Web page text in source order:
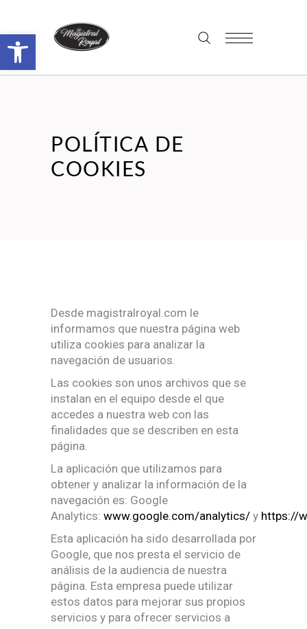
Abrir barra de herramientas
POLÍTICA DE
COOKIES
Desde magistralroyal.com le
informamos que nuestra página web
utiliza cookies para analizar la
navegación de usuarios.
Las cookies son unos archivos que se
instalan en el equipo desde el que
accedes a nuestra web con las
finalidades que se describen en esta
página.
La aplicación que utilizamos para
obtener y analizar la información de la
navegación es: Google
Analytics: www.google.com/analytics/ y https://
Esta aplicación ha sido desarrollada por
Google, que nos presta el servicio de
análisis de la audiencia de nuestra
página. Esta empresa puede utilizar
estos datos para mejorar sus propios
servicios y para ofrecer servicios a